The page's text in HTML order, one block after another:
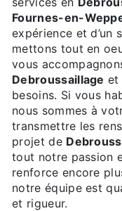
Fournes-en-
expérience et d’un
mettons tout en
vous
Debroussaillage et
besoins. Si vous
nous sommes à
transmettre les
projet de
tout notre passion
renforce encore
notre équipe est
et rigueur.